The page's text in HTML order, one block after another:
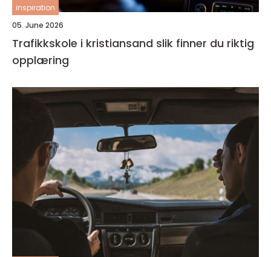
inspiration
05. June 2026
Trafikkskole i kristiansand slik finner du riktig
opplæring